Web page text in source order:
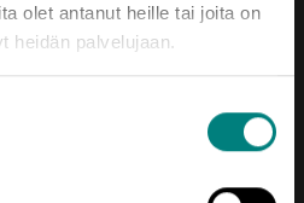
olet antanut heille tai joita on
heidän palvelujaan.